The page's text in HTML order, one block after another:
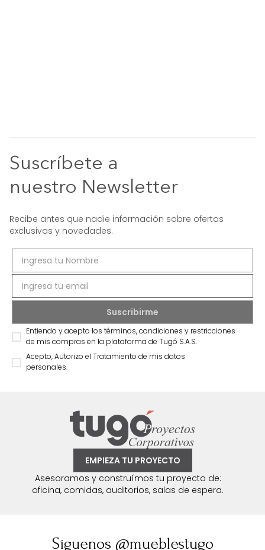
Suscríbete a
nuestro Newsletter
Recibe antes que nadie información sobre ofertas
exclusivas y novedades.
Entiendo y acepto los términos, condiciones y restricciones
de mis compras en la plataforma de Tugó S.A.S.
Acepto, Autorizo el Tratamiento de mis datos
personales.
EMPIEZA TU PROYECTO
Asesoramos y construímos tu proyecto de:
oficina, comidas, auditorios, salas de espera.
Síguenos @mueblestugo